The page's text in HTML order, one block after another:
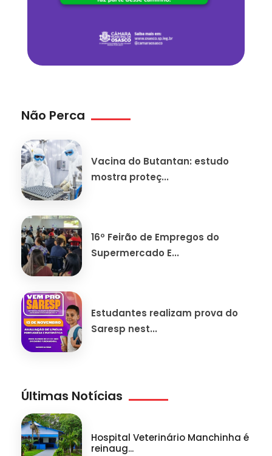
Não Perca
Vacina do Butantan: estudo
mostra proteç...
16º Feirão de Empregos do
Supermercado E...
Estudantes realizam prova do
Saresp nest...
Últimas Notícias
Hospital Veterinário Manchinha é
reinaug...